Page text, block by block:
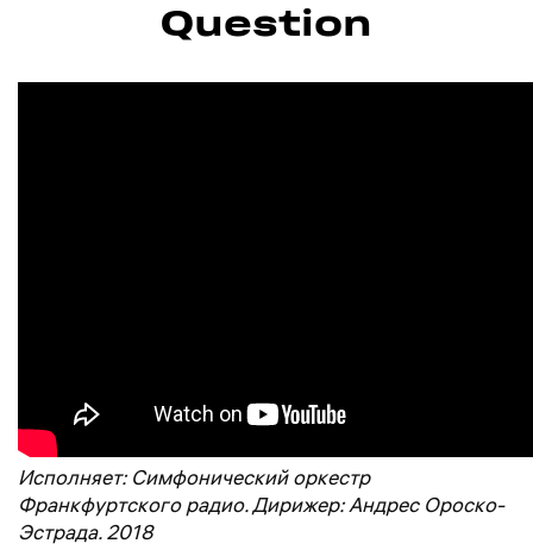
Question
Исполняет: Симфонический оркестр
Франкфуртского радио. Дирижер: Андрес Ороско-
Эстрада. 2018